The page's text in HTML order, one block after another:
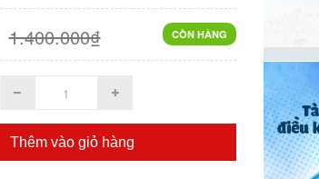
CÒN HÀNG
1.400.000₫
Thêm vào giỏ hàng